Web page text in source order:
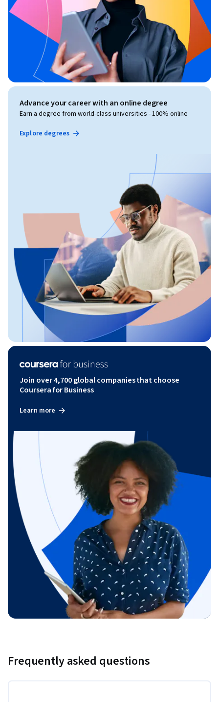
Advance your career with an online degree
Earn a degree from world-class universities - 100% online
Explore degrees
Join over 4,700 global companies that choose
Coursera for Business
Learn more
Frequently asked questions